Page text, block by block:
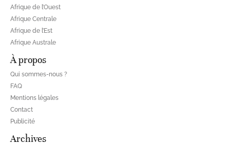
Afrique de l’Ouest
Afrique Centrale
Afrique de l’Est
Afrique Australe
À propos
Qui sommes-nous ?
FAQ
Mentions légales
Contact
Publicité
Archives